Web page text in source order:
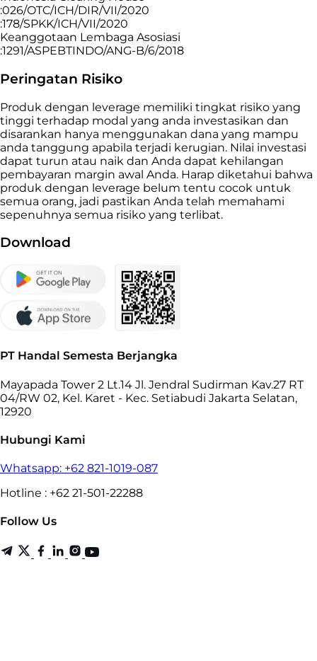
:026/OTC/ICH/DIR/VII/2020
:178/SPKK/ICH/VII/2020
Keanggotaan Lembaga Asosiasi
:1291/ASPEBTINDO/ANG-B/6/2018
Peringatan Risiko
Produk dengan leverage memiliki tingkat risiko yang
tinggi terhadap modal yang anda investasikan dan
disarankan hanya menggunakan dana yang mampu
anda tanggung apabila terjadi kerugian. Nilai investasi
dapat turun atau naik dan Anda dapat kehilangan
pembayaran margin awal Anda. Harap diketahui bahwa
produk dengan leverage belum tentu cocok untuk
semua orang, jadi pastikan Anda telah memahami
sepenuhnya semua risiko yang terlibat.
Download
PT Handal Semesta Berjangka
Mayapada Tower 2 Lt.14 Jl. Jendral Sudirman Kav.27 RT
04/RW 02, Kel. Karet - Kec. Setiabudi Jakarta Selatan,
12920
Hubungi Kami
Whatsapp: +62 821-1019-087
Hotline : +62 21-501-22288
Follow Us